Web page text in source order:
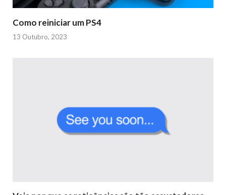
Como reiniciar um PS4
13 Outubro, 2023